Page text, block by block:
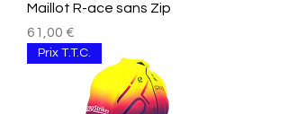
Maillot R-ace sans Zip
Prix
61,00 €
Prix T.T.C.